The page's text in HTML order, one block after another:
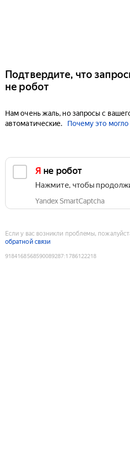
Подтвердите, что
не робот
Нам очень жаль, но запросы с
автоматические.
Почему это могло
Я не робот
Нажмите, чтобы
Yandex SmartCaptcha
Если у вас возникли проблемы,
обратной связи
9184168568590089287:1786122218